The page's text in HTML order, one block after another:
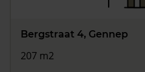
Bergstraat 4, Gennep
207 m2